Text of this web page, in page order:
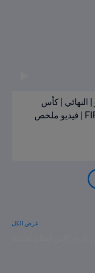
| النهائي | كأس
عرض الكل